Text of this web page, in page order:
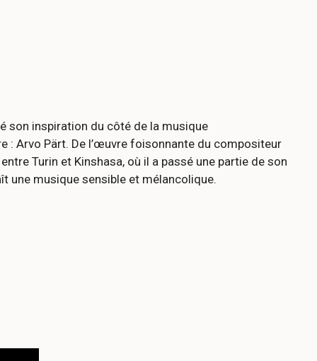
son inspiration du côté de la musique
: Arvo Pärt. De l’œuvre foisonnante du compositeur
Turin et Kinshasa, où il a passé une partie de son
une musique sensible et mélancolique.